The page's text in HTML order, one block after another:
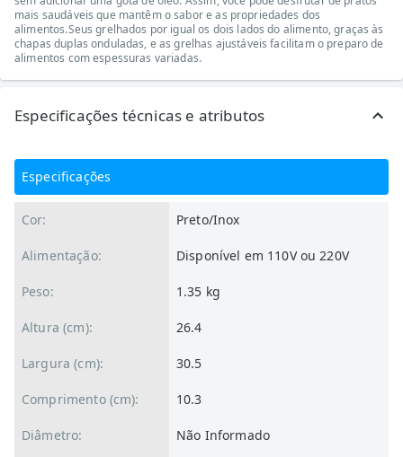
mais saudáveis que mantêm o sabor e as propriedades dos
alimentos.Seus grelhados por igual os dois lados do alimento, graças às
chapas duplas onduladas, e as grelhas ajustáveis facilitam o preparo de
alimentos com espessuras variadas.
Especificações técnicas e atributos
Especificações
Cor: Preto/Inox
Alimentação: Disponível em 110V ou 220V
Peso: 1.35 kg
Altura (cm): 26.4
Largura (cm): 30.5
Comprimento (cm): 10.3
Diâmetro: Não Informado